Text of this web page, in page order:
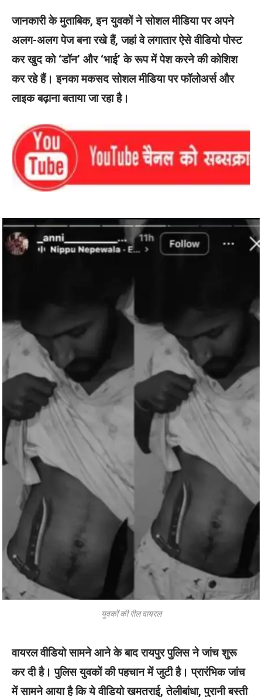
जानकारी के मुताबिक, इन युवकों ने सोशल मीडिया पर अपने
अलग-अलग पेज बना रखे हैं, जहां वे लगातार ऐसे वीडियो पोस्ट
कर खुद को ‘डॉन’ और ‘भाई’ के रूप में पेश करने की कोशिश
कर रहे हैं। इनका मकसद सोशल मीडिया पर फॉलोअर्स और
लाइक बढ़ाना बताया जा रहा है।
युवकों की रील वायरल
वायरल वीडियो सामने आने के बाद रायपुर पुलिस ने जांच शुरू
कर दी है। पुलिस युवकों की पहचान में जुटी है। प्रारंभिक जांच
में सामने आया है कि ये वीडियो खमतराई, तेलीबांधा, पुरानी बस्ती